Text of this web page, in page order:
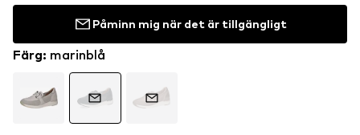
Påminn mig när det är tillgängligt
Färg: marinblå